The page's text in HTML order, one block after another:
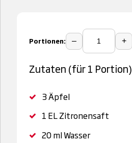
Portionen: – +
Zutaten (für 1 Portion)
3Äpfel
1 ELZitronensaft
20 mlWasser